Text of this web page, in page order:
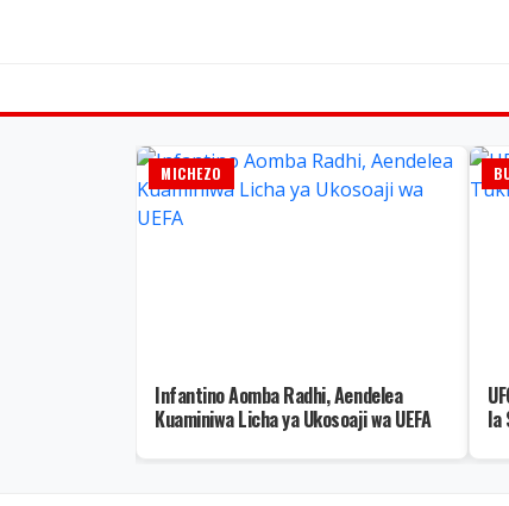
MICHEZO
Infantino Aomba Radhi, Aendelea
Kuaminiwa Licha ya Ukosoaji wa UEFA
la